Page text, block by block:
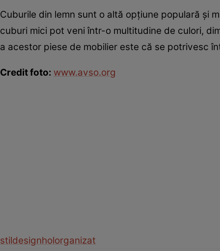
Cuburile din lemn sunt o altă opţiune populară şi
cuburi mici pot veni într-o multitudine de culori,
a acestor piese de mobilier este că se potrivesc
Credit foto: www.avso.org
stildesignholorganizat